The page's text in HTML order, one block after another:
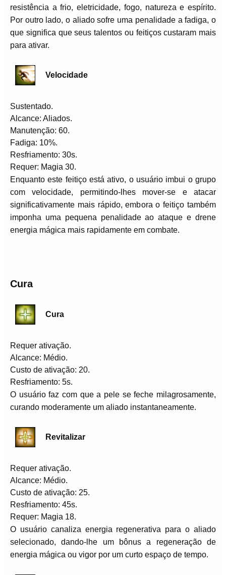
resistência a frio, eletricidade, fogo, natureza e espírito.
Por outro lado, o aliado sofre uma penalidade a fadiga, o
que significa que seus talentos ou feitiços custaram mais
para ativar.
Velocidade
Sustentado.
Alcance: Aliados.
Manutenção: 60.
Fadiga: 10%.
Resfriamento: 30s.
Requer: Magia 30.
Enquanto este feitiço está ativo, o usuário imbui o grupo
com velocidade, permitindo-lhes mover-se e atacar
significativamente mais rápido, embora o feitiço também
imponha uma pequena penalidade ao ataque e drene
energia mágica mais rapidamente em combate.
Cura
Cura
Requer ativação.
Alcance: Médio.
Custo de ativação: 20.
Resfriamento: 5s.
O usuário faz com que a pele se feche milagrosamente,
curando moderamente um aliado instantaneamente.
Revitalizar
Requer ativação.
Alcance: Médio.
Custo de ativação: 25.
Resfriamento: 45s.
Requer: Magia 18.
O usuário canaliza energia regenerativa para o aliado
selecionado, dando-lhe um bônus a regeneração de
energia mágica ou vigor por um curto espaço de tempo.